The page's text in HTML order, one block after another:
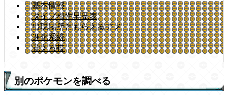
基本情報
タイプ相性早見表
出現場所ともらえるアメ
進化系統
覚える技
別のポケモンを調べる